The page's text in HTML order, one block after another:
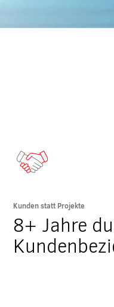
Kunden statt Projekte
8+ Jahre